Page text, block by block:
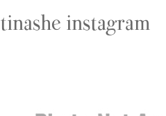
tinashe instagram